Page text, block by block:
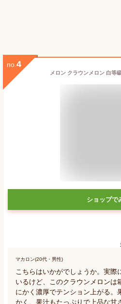
no. 4
メロン クラウンメロン 白等
ショップで
マカロン(20代・男性)
こちらはいかがでしょうか。実際
いるけど、このクラウンメロンは
にかく濃厚でテンション上がる。
かく、果汁もたっぷりで上品な甘